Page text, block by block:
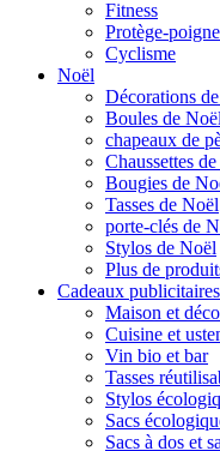
Fitness
Protège-
Cyclisme
Noël
Décorations
Boules de
chapeaux de
Chaussettes
Bougies de
Tasses de Noël
porte-clés de
Stylos de Noël
Plus de
Cadeaux
Maison et
Cuisine et
Vin bio et bar
Tasses
Stylos
Sacs
Sacs à dos et